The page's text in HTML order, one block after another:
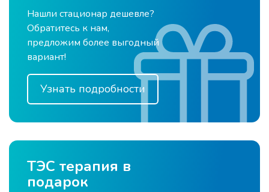
Нашли стационар дешевле?
Обратитесь к нам,
предложим более выгодный
вариант!
Узнать подробности
ТЭС терапия в
подарок